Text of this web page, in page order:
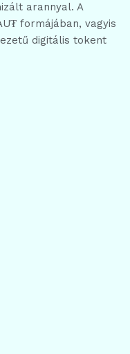
arannyal. A
formájában, vagyis
digitális tokent